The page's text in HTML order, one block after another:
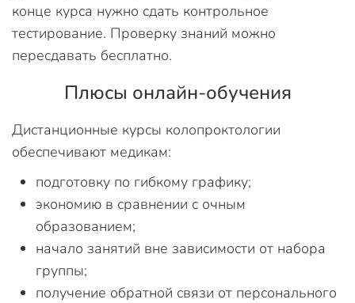
конце курса нужно сдать контрольное
тестирование. Проверку знаний можно
пересдавать бесплатно.
Плюсы онлайн-обучения
Дистанционные курсы колопроктологии
обеспечивают медикам:
подготовку по гибкому графику;
экономию в сравнении с очным
образованием;
начало занятий вне зависимости от набора
группы;
получение обратной связи от персонального